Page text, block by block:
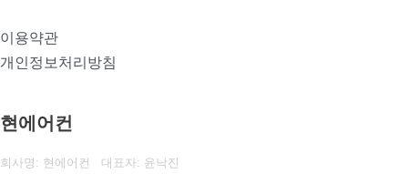
이용약관
개인정보처리방침
현에어컨
회사명: 현에어컨 대표자: 윤낙진